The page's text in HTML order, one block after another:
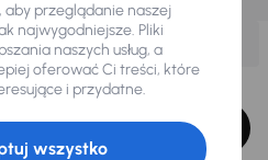
aby przeglądanie naszej
najwygodniejsze. Pliki
naszych usług, a
oferować Ci treści, które
i przydatne.
wszystko